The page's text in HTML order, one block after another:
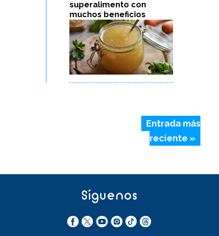
superalimento con
muchos beneficios
Entrada más
reciente »
Síguenos